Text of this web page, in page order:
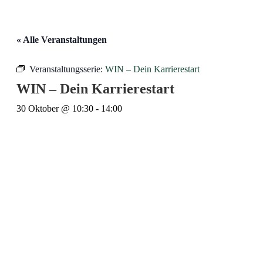
« Alle Veranstaltungen
Veranstaltungsserie: WIN – Dein Karrierestart
WIN – Dein Karrierestart
30 Oktober @ 10:30 - 14:00